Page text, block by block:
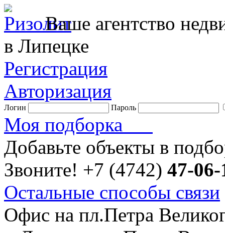
Ваше агентство
в Липецке
Регистрация
Авторизация
Логин Пароль
Моя подборка
Добавьте объекты в
Звоните! +7 (4742) 47-06-
Остальные способы связи
Офис на пл.Петра